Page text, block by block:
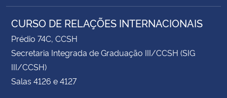
CURSO DE RELAÇÕES INTERNACIONAIS
Prédio 74C, CCSH
Secretaria Integrada de Graduação III/CCSH (SIG
III/CCSH)
Salas 4126 e 4127